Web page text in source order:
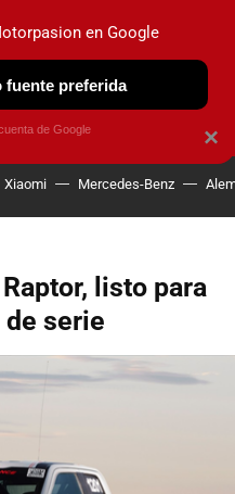
OBSERVATORIO
Xiaomi Mercedes-Benz
listo para
de serie
×
en Google
fuente preferida
de Google